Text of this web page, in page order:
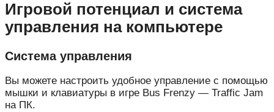
Игровой потенциал и система
управления на компьютере
Система управления
Вы можете настроить удобное управление с помощью
мышки и клавиатуры в игре Bus Frenzy — Traffic Jam
на ПК.